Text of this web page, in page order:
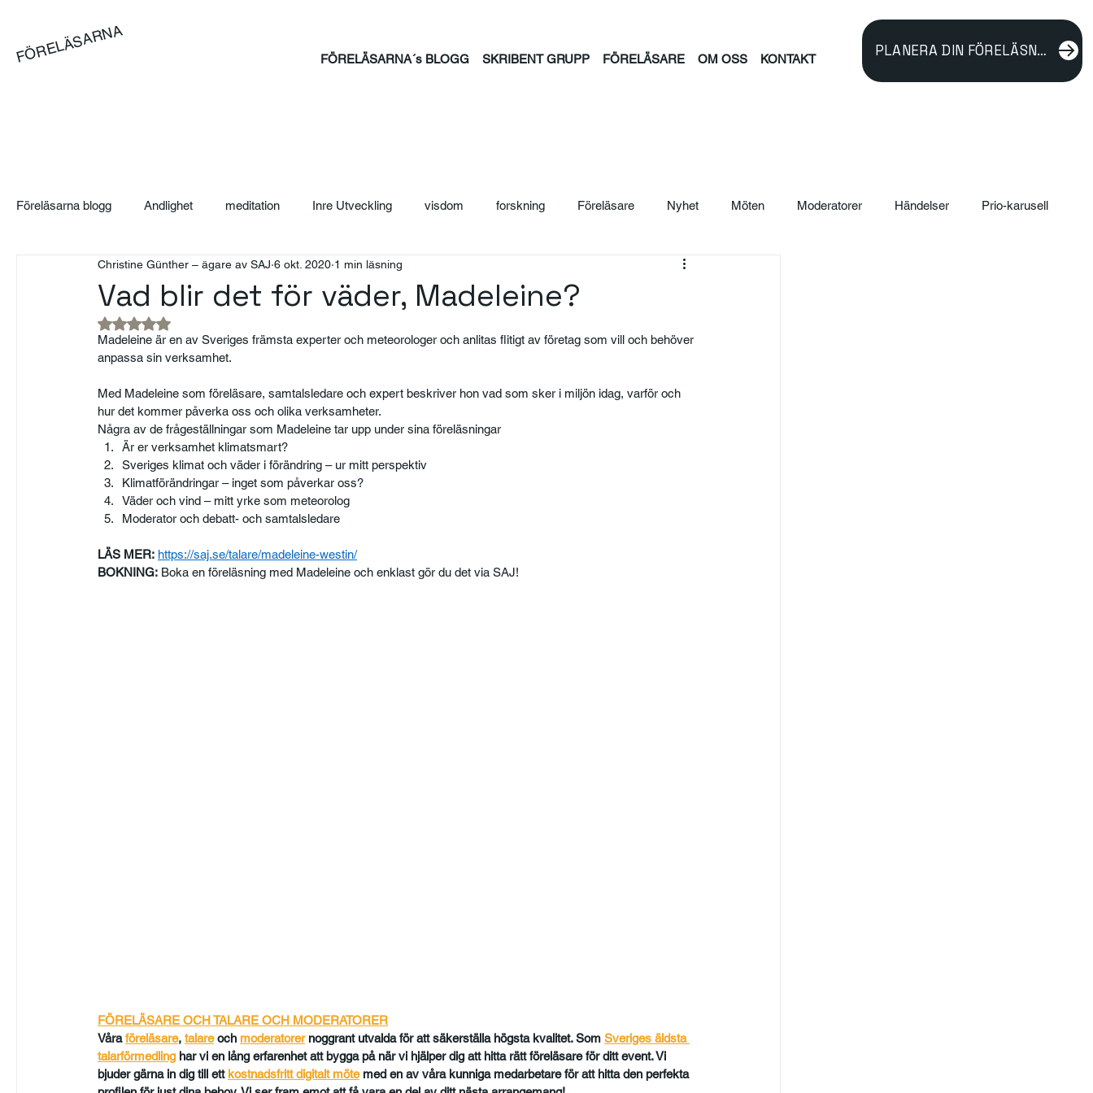
FÖRELÄSARNA FÖRELÄSARNA´s BLOGG SKRIBENT GRUPP FÖRELÄSARE OM OSS KONTAKT PLANERA DIN FÖRELÄSNING
Föreläsarna blogg Andlighet meditation Inre Utveckling visdom forskning Föreläsare Nyhet Möten Moderatorer Händelser Prio-karusell
Artikel Case Sales Bootcamp Säljträning
SAJ Boka Föreläsare - Blogg Event Suicidprevention psykisk hälsa feminism familj tid
Vad blir det för väder, Madeleine?
Christine Günther – ägare av SAJ 6 okt. 2020 1 min läsning
Betygsatt till NaN av 5 stjärnor.
Madeleine är en av Sveriges främsta experter och meteorologer och anlitas flitigt av företag som vill och behöver
anpassa sin verksamhet.
Med Madeleine som föreläsare, samtalsledare och expert beskriver hon vad som sker i miljön idag, varför och
hur det kommer påverka oss och olika verksamheter.
Några av de frågeställningar som Madeleine tar upp under sina föreläsningar
Är er verksamhet klimatsmart?
Sveriges klimat och väder i förändring – ur mitt perspektiv
Klimatförändringar – inget som påverkar oss?
Väder och vind – mitt yrke som meteorolog
Moderator och debatt- och samtalsledare
LÄS MER: https://saj.se/talare/madeleine-westin/
BOKNING: Boka en föreläsning med Madeleine och enklast gör du det via SAJ!
FÖRELÄSARE OCH TALARE OCH MODERATORER
Våra föreläsare, talare och moderatorer noggrant utvalda för att säkerställa högsta kvalitet. Som Sveriges äldsta
talarförmedling har vi en lång erfarenhet att bygga på när vi hjälper dig att hitta rätt föreläsare för ditt event. Vi
bjuder gärna in dig till ett kostnadsfritt digitalt möte med en av våra kunniga medarbetare för att hitta den perfekta